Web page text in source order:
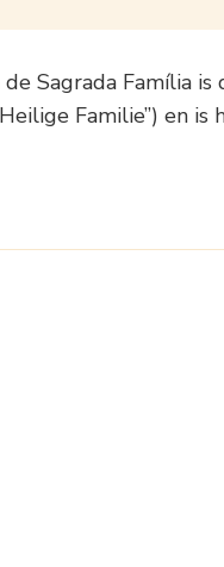
Sagrada Família
Familie”) en is